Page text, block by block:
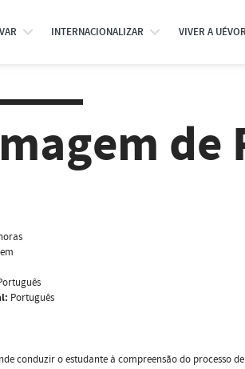
INTERNACIONALIZAR VIVER A
Português
conduzir o estudante à compreensão do processo